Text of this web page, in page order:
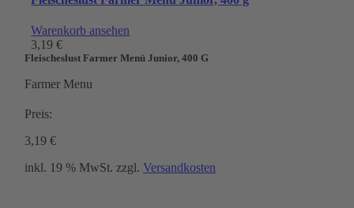
Warenkorb ansehen
3,19€
Fleischeslust Farmer Menü Junior, 400 G
Farmer Menu
Preis:
3,19€
inkl. 19 % MwSt. zzgl.Versandkosten